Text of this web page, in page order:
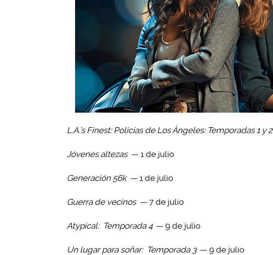
L.A.’s Finest: Policías de Los Ángeles: Temporadas 1 y 2
Jóvenes altezas — 1 de julio
Generación 56k — 1 de julio
Guerra de vecinos — 7 de julio
Atypical: Temporada 4 — 9 de julio
Un lugar para soñar: Temporada 3 — 9 de julio